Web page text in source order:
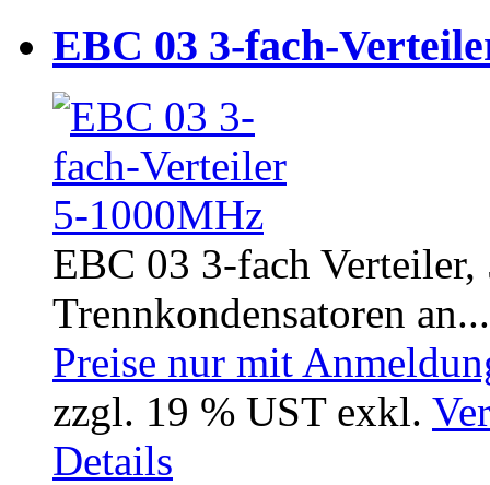
EBC 03 3-fach-
EBC 03 3-fach
Trennkondensatoren an...
Preise nur mit
zzgl. 19 % UST exkl.
Details